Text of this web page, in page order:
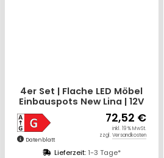
4er Set | Flache LED Möbel
Einbauspots New Lina | 12V
| 2W | LED Trafo | 72mm
Lieferzeit:1-3 Tage*
Datenblatt
72,52 €
inkl. 19 % MwSt.
zzgl.Versandkosten